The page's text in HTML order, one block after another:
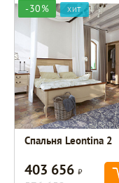
-30% ХИТ
Спальня Leontina 2
403 656Р